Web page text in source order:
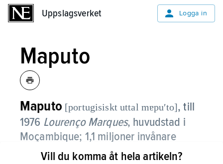
Uppslagsverket Logga in
Maputo
Maputo [portugisiskt uttal mɐpuʹto], till
1976 Lourenço Marques, huvudstad i
Moçambique; 1,1 miljoner invånare
(2017).Vill du komma åt hela artikeln?